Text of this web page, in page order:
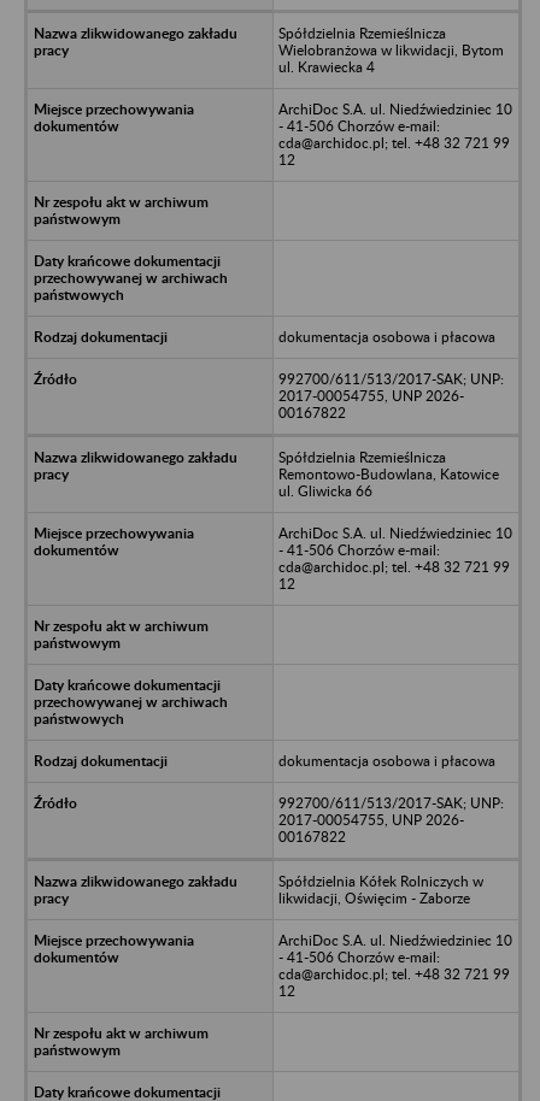
Spółdzielnia Rzemieślnicza
Wielobranżowa w likwidacji, Bytom
ul. Krawiecka 4
ArchiDoc S.A. ul. Niedźwiedziniec 10
- 41-506 Chorzów e-mail:
cda@archidoc.pl; tel. +48 32 721 99
12
dokumentacja osobowa i płacowa
992700/611/513/2017-SAK; UNP:
2017-00054755, UNP 2026-
00167822
Spółdzielnia Rzemieślnicza
Remontowo-Budowlana, Katowice
ul. Gliwicka 66
ArchiDoc S.A. ul. Niedźwiedziniec 10
- 41-506 Chorzów e-mail:
cda@archidoc.pl; tel. +48 32 721 99
12
dokumentacja osobowa i płacowa
992700/611/513/2017-SAK; UNP:
2017-00054755, UNP 2026-
00167822
Spółdzielnia Kółek Rolniczych w
likwidacji, Oświęcim - Zaborze
ArchiDoc S.A. ul. Niedźwiedziniec 10
- 41-506 Chorzów e-mail:
cda@archidoc.pl; tel. +48 32 721 99
12